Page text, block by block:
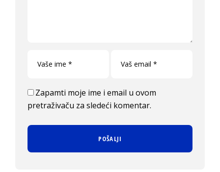
Zapamti moje ime i email u ovom
pretraživaču za sledeći komentar.